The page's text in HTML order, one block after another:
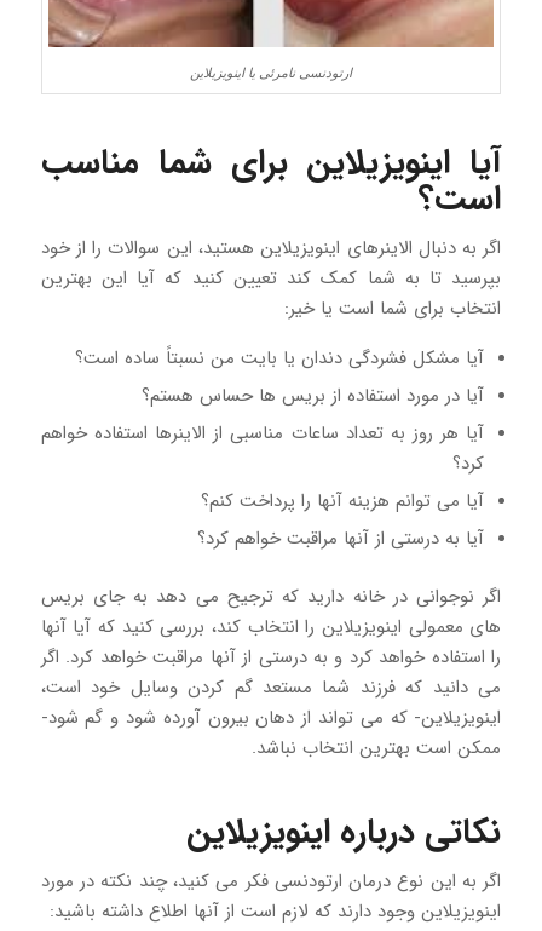
ارتودنسی نامرئی یا اینویزیلاین
آیا اینویزیلاین برای شما مناسب
است؟
اگر به دنبال الاینرهای اینویزیلاین هستید، این سوالات را از خود
بپرسید تا به شما کمک کند تعیین کنید که آیا این بهترین
انتخاب برای شما است یا خیر:
آیا مشکل فشردگی دندان یا بایت من نسبتاً ساده است؟
آیا در مورد استفاده از بریس ها حساس هستم؟
آیا هر روز به تعداد ساعات مناسبی از الاینرها استفاده خواهم
کرد؟
آیا می توانم هزینه آنها را پرداخت کنم؟
آیا به درستی از آنها مراقبت خواهم کرد؟
اگر نوجوانی در خانه دارید که ترجیح می دهد به جای بریس
های معمولی اینویزیلاین را انتخاب کند، بررسی کنید که آیا آنها
را استفاده خواهد کرد و به درستی از آنها مراقبت خواهد کرد. اگر
می دانید که فرزند شما مستعد گم کردن وسایل خود است،
اینویزیلاین- که می تواند از دهان بیرون آورده شود و گم شود-
ممکن است بهترین انتخاب نباشد.
نکاتی درباره اینویزیلاین
اگر به این نوع درمان ارتودنسی فکر می کنید، چند نکته در مورد
اینویزیلاین وجود دارند که لازم است از آنها اطلاع داشته باشید: